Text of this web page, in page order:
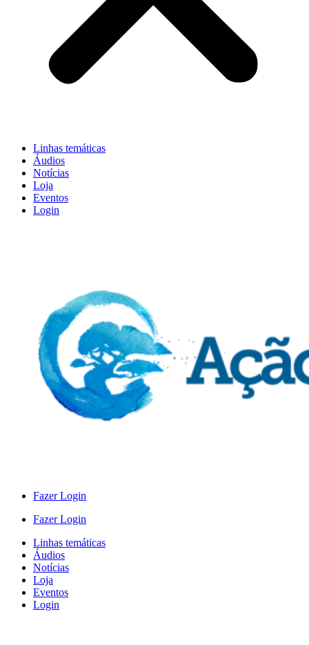
Linhas temáticas
Áudios
Notícias
Loja
Eventos
Login
Fazer Login
Fazer Login
Linhas temáticas
Áudios
Notícias
Loja
Eventos
Login